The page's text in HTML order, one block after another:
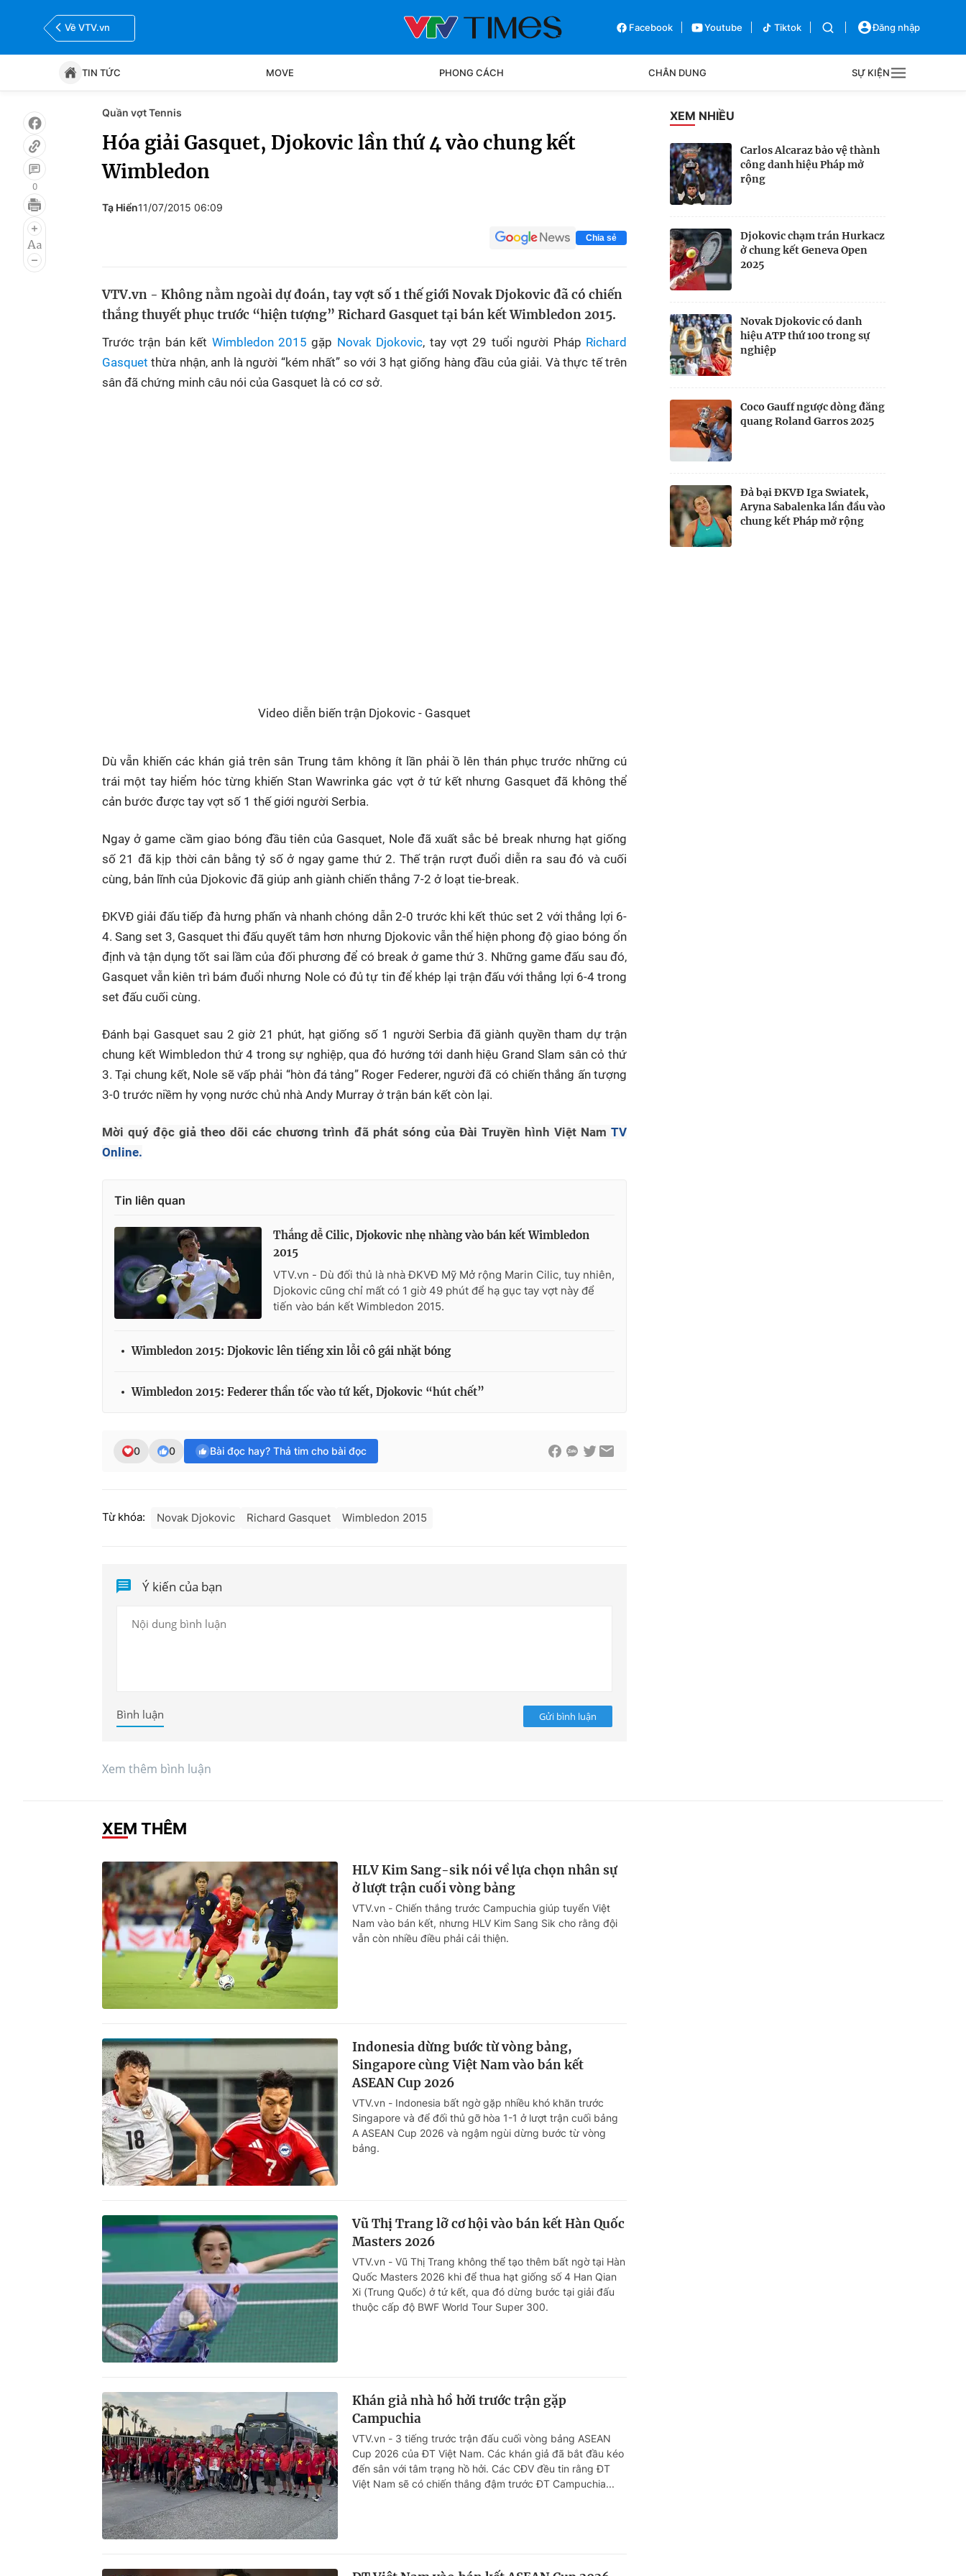
Về VTV.vn Facebook Youtube Tiktok Đăng nhập
TIN TỨC MOVE PHONG CÁCH CHÂN DUNG SỰ KIỆN
Tin tức
Bóng đá Bên lề
0
Quần vợt Tennis
Hóa giải Gasquet, Djokovic lần thứ 4 vào chung kết
Wimbledon
Tạ Hiển11/07/2015 06:09
Chia sẻ
VTV.vn - Không nằm ngoài dự đoán, tay vợt số 1 thế giới Novak Djokovic đã có chiến
thắng thuyết phục trước “hiện tượng” Richard Gasquet tại bán kết Wimbledon 2015.
Trước trận bán kết Wimbledon 2015 gặp Novak Djokovic, tay vợt 29 tuổi người Pháp Richard
Gasquet thừa nhận, anh là người “kém nhất” so với 3 hạt giống hàng đầu của giải. Và thực tế trên
sân đã chứng minh câu nói của Gasquet là có cơ sở.
Video diễn biến trận Djokovic - Gasquet
Dù vẫn khiến các khán giả trên sân Trung tâm không ít lần phải ồ lên thán phục trước những cú
trái một tay hiểm hóc từng khiến Stan Wawrinka gác vợt ở tứ kết nhưng Gasquet đã không thể
cản bước được tay vợt số 1 thế giới người Serbia.
Ngay ở game cầm giao bóng đầu tiên của Gasquet, Nole đã xuất sắc bẻ break nhưng hạt giống
số 21 đã kịp thời cân bằng tỷ số ở ngay game thứ 2. Thế trận rượt đuổi diễn ra sau đó và cuối
cùng, bản lĩnh của Djokovic đã giúp anh giành chiến thắng 7-2 ở loạt tie-break.
ĐKVĐ giải đấu tiếp đà hưng phấn và nhanh chóng dẫn 2-0 trước khi kết thúc set 2 với thắng lợi 6-
4. Sang set 3, Gasquet thi đấu quyết tâm hơn nhưng Djokovic vẫn thể hiện phong độ giao bóng ổn
định và tận dụng tốt sai lầm của đối phương để có break ở game thứ 3. Những game đấu sau đó,
Gasquet vẫn kiên trì bám đuổi nhưng Nole có đủ tự tin để khép lại trận đấu với thắng lợi 6-4 trong
set đấu cuối cùng.
Đánh bại Gasquet sau 2 giờ 21 phút, hạt giống số 1 người Serbia đã giành quyền tham dự trận
chung kết Wimbledon thứ 4 trong sự nghiệp, qua đó hướng tới danh hiệu Grand Slam sân cỏ thứ
3. Tại chung kết, Nole sẽ vấp phải “hòn đá tảng” Roger Federer, người đã có chiến thắng ấn tượng
3-0 trước niềm hy vọng nước chủ nhà Andy Murray ở trận bán kết còn lại.
Mời quý độc giả theo dõi các chương trình đã phát sóng của Đài Truyền hình Việt Nam TV
Online.
Tin liên quan
Thắng dễ Cilic, Djokovic nhẹ nhàng vào bán kết Wimbledon
2015
VTV.vn - Dù đối thủ là nhà ĐKVĐ Mỹ Mở rộng Marin Cilic, tuy nhiên,
Djokovic cũng chỉ mất có 1 giờ 49 phút để hạ gục tay vợt này để
tiến vào bán kết Wimbledon 2015.
Wimbledon 2015: Djokovic lên tiếng xin lỗi cô gái nhặt bóng
Wimbledon 2015: Federer thần tốc vào tứ kết, Djokovic “hút chết”
0 0 Bài đọc hay? Thả tim cho bài đọc
Từ khóa: Novak Djokovic Richard Gasquet Wimbledon 2015
Ý kiến của bạn
Gửi bình luận
Bình luận
Xem thêm bình luận
XEM NHIỀU
Carlos Alcaraz bảo vệ thành
công danh hiệu Pháp mở
rộng
Djokovic chạm trán Hurkacz
ở chung kết Geneva Open
2025
Novak Djokovic có danh
hiệu ATP thứ 100 trong sự
nghiệp
Coco Gauff ngược dòng đăng
quang Roland Garros 2025
Đả bại ĐKVĐ Iga Swiatek,
Aryna Sabalenka lần đầu vào
chung kết Pháp mở rộng
XEM THÊM
HLV Kim Sang-sik nói về lựa chọn nhân sự
ở lượt trận cuối vòng bảng
VTV.vn - Chiến thắng trước Campuchia giúp tuyển Việt
Nam vào bán kết, nhưng HLV Kim Sang Sik cho rằng đội
vẫn còn nhiều điều phải cải thiện.
Indonesia dừng bước từ vòng bảng,
Singapore cùng Việt Nam vào bán kết
ASEAN Cup 2026
VTV.vn - Indonesia bất ngờ gặp nhiều khó khăn trước
Singapore và để đối thủ gỡ hòa 1-1 ở lượt trận cuối bảng
A ASEAN Cup 2026 và ngậm ngùi dừng bước từ vòng
bảng.
Vũ Thị Trang lỡ cơ hội vào bán kết Hàn Quốc
Masters 2026
VTV.vn - Vũ Thị Trang không thể tạo thêm bất ngờ tại Hàn
Quốc Masters 2026 khi để thua hạt giống số 4 Han Qian
Xi (Trung Quốc) ở tứ kết, qua đó dừng bước tại giải đấu
thuộc cấp độ BWF World Tour Super 300.
Khán giả nhà hồ hởi trước trận gặp
Campuchia
VTV.vn - 3 tiếng trước trận đấu cuối vòng bảng ASEAN
Cup 2026 của ĐT Việt Nam. Các khán giả đã bắt đầu kéo
đến sân với tâm trạng hồ hởi. Các CĐV đều tin rằng ĐT
Việt Nam sẽ có chiến thắng đậm trước ĐT Campuchia...